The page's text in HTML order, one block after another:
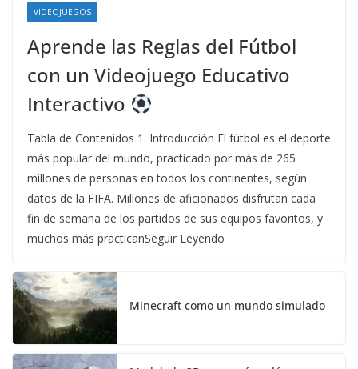
VIDEOJUEGOS
Aprende las Reglas del Fútbol
con un Videojuego Educativo
Interactivo
Tabla de Contenidos 1. Introducción El fútbol es el deporte
más popular del mundo, practicado por más de 265
millones de personas en todos los continentes, según
datos de la FIFA. Millones de aficionados disfrutan cada
fin de semana de los partidos de sus equipos favoritos, y
muchos más practicanSeguir Leyendo
Minecraft como un mundo simulado